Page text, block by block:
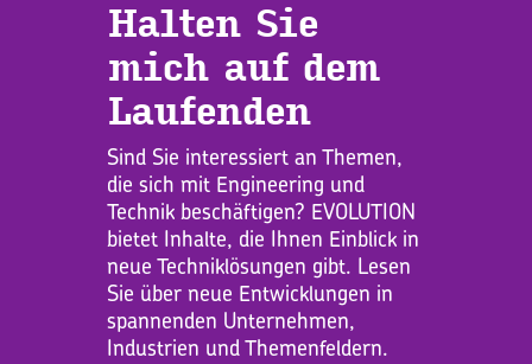
Hal­ten Sie
mich auf dem
Lau­fen­den
Sind Sie interessiert an Themen,
die sich mit Engineering und
Technik beschäftigen? EVOLUTION
bietet Inhalte, die Ihnen Einblick in
neue Techniklösungen gibt. Lesen
Sie über neue Entwicklungen in
spannenden Unternehmen,
Industrien und Themenfeldern.